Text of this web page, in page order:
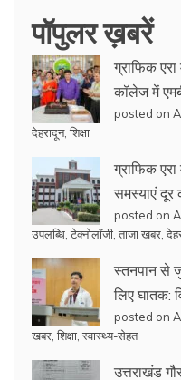
पॉपुलर ख़बरें
ग्राफिक
कॉलेज में
posted on
देहरादून, शिक्षा
ग्राफिक
समस्याएं दूर
posted on
उपलब्धि टेक्नोलॉजी ताजा खबर
स्तनपान से
लिए घातक:
posted on
खबर शिक्षा स्वास्थ्य-सेहत
उत्तराखंड